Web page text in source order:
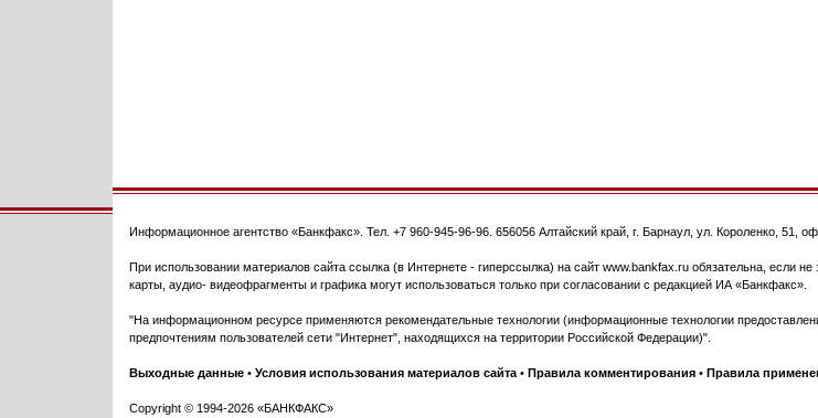
Информационное агентство «Банкфакс» . Тел. +7 960-945-96-96 656056 Алтайский край, г. Барнаул ул. Короленко, 51,
При использовании материалов сайта ссылка (в Интернете - гиперссылка) на сайт www.bankfax.ru обязательна, если
карты, аудио- видеофрагменты и графика могут использоваться только при согласовании с редакцией ИА «Банкфакс».
"На информационном ресурсе применяются рекомендательные технологии (информационные технологии
предпочтениям пользователей сети "Интернет", находящихся на территории Российской Федерации)".
Выходные данные • Условия использования материалов сайта • Правила комментирования • Правила
Copyright © 1994-2026 «БАНКФАКС»